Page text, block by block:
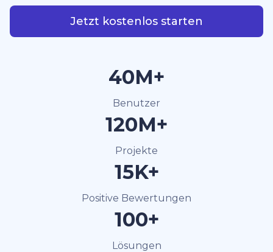
Jetzt kostenlos starten
40M+
Benutzer
120M+
Projekte
15K+
Positive Bewertungen
100+
Lösungen